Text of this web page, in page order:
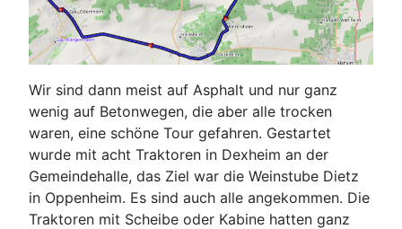
Wir sind dann meist auf Asphalt und nur ganz
wenig auf Betonwegen, die aber alle trocken
waren, eine schöne Tour gefahren. Gestartet
wurde mit acht Traktoren in Dexheim an der
Gemeindehalle, das Ziel war die Weinstube Dietz
in Oppenheim. Es sind auch alle angekommen. Die
Traktoren mit Scheibe oder Kabine hatten ganz